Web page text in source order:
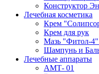
Конструктор
Лечебная косметика
Крем
Крем для рук
Мазь "Фитол-
Шампунь и
Лечебные аппараты
АМТ- 01